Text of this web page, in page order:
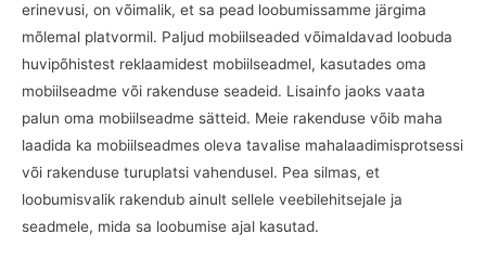
erinevusi, on võimalik, et sa pead loobumissamme järgima
mõlemal platvormil. Paljud mobiilseaded võimaldavad loobuda
huvipõhistest reklaamidest mobiilseadmel, kasutades oma
mobiilseadme või rakenduse seadeid. Lisainfo jaoks vaata
palun oma mobiilseadme sätteid. Meie rakenduse võib maha
laadida ka mobiilseadmes oleva tavalise mahalaadimisprotsessi
või rakenduse turuplatsi vahendusel. Pea silmas, et
loobumisvalik rakendub ainult sellele veebilehitsejale ja
seadmele, mida sa loobumise ajal kasutad.